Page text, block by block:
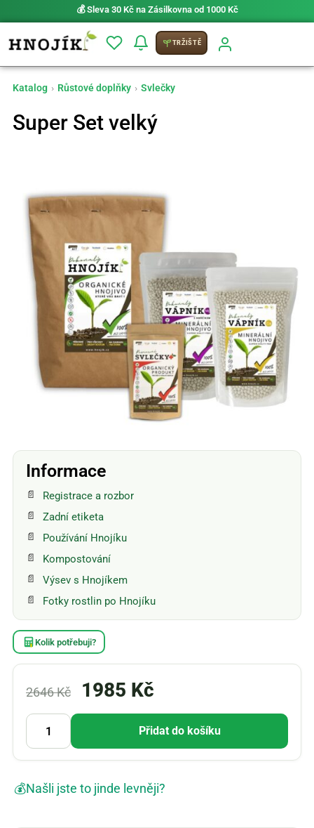
💰 Sleva 30 Kč na Zásilkovna od 1000 Kč
TRŽIŠTĚ
Katalog › Růstové doplňky › Svlečky
Super Set velký
Informace
Registrace a rozbor
Zadní etiketa
Používání Hnojíku
Kompostování
Výsev s Hnojíkem
Fotky rostlin po Hnojíku
Kolik potřebuji?
2646Kč 1985 Kč
Přidat do košíku
💰Našli jste to jinde levněji?